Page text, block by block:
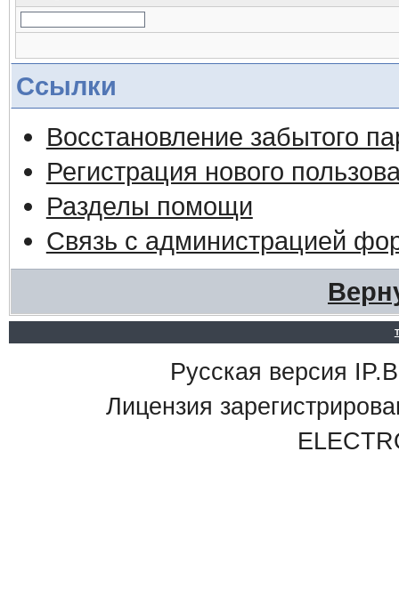
Ссылки
Восстановление забытого
Регистрация нового
Разделы помощи
Связь с администрацией
Русская версия
Лицензия